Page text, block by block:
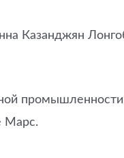
Казанджян
Марс.